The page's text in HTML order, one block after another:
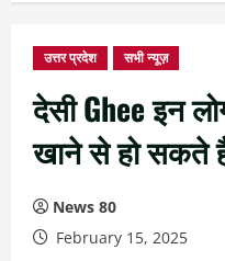
उत्तर प्रदेश सभी न्यूज़
देसी Ghee इन
खाने से हो सकते
News 80
February 15, 2025